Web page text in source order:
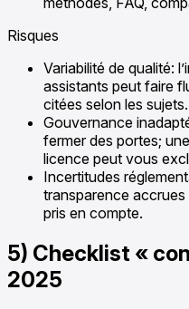
Risques
Variabilité de qualité:
assistants peut faire
citées selon les sujets.
Gouvernance
fermer des portes;
licence peut vous
Incertitudes
transparence
pris en compte.
5) Checklist «
2025